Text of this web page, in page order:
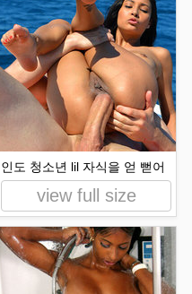
인도 청소년 lil 자식을 얻 뻗어
view full size